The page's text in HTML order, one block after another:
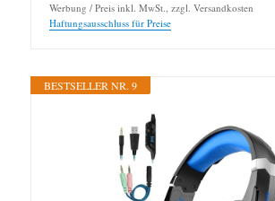
Werbung / Preis inkl. MwSt., zzgl. Versandkosten
Haftungsausschluss für Preise
BESTSELLER NR. 9